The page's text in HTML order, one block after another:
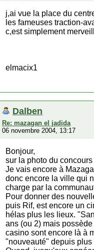
j,ai vue la place du
les fameuses traction-
c,est simplement
elmacix1
Dalben
Re: mazagan el jadida
06 novembre 2004, 13:17
Bonjour,
sur la photo du
Je vais encore à
donc encore la ville qui
charge par la
Pour donner des
puis Rif, est encore un
hélas plus les lieux.
ans (ou 2) mais
casino sont encore là à
"nouveauté" depuis